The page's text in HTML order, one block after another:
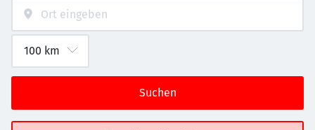
Suchen